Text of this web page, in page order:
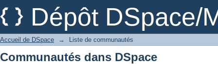
Dépôt DSpace/
Liste de communautés
Accueil de DSpace → Liste de communautés
Communautés dans DSpace